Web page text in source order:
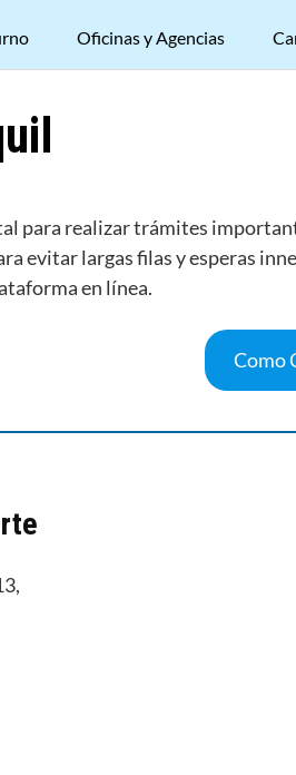
Oficinas y Agencias
para realizar trámites
evitar largas filas y esperas
en línea.
Como